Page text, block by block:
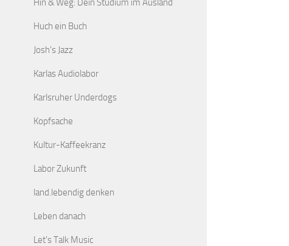
Huch ein Buch
Josh's Jazz
Karlas Audiolabor
Karlsruher Underdogs
Kopfsache
Kultur-Kaffeekranz
Labor Zukunft
land.lebendig denken
Leben danach
Let's Talk Music